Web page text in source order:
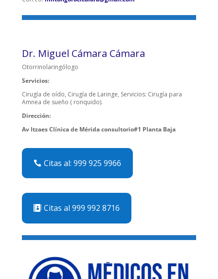
Dr. Miguel Cámara Cámara
Otorrinolaringólogo
Servicios:
Cirugía de oído, Cirugía de Laringe, Servicios: Cirugía para
Amnea de sueño ( ronquido).
Dirección:
Av Itzaes Clínica de Mérida consultorio#1 Planta Baja
Citas al: 999 925 9966
Citas al 999 992 8716